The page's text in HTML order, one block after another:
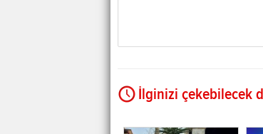
İlginizi çekebilecek